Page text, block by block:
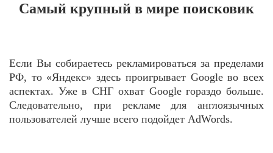
Самый крупный в мире поисковик
Если Вы собираетесь рекламироваться за пределами
РФ, то «Яндекс» здесь проигрывает Google во всех
аспектах. Уже в СНГ охват Google гораздо больше.
Следовательно, при рекламе для англоязычных
пользователей лучше всего подойдет AdWords.